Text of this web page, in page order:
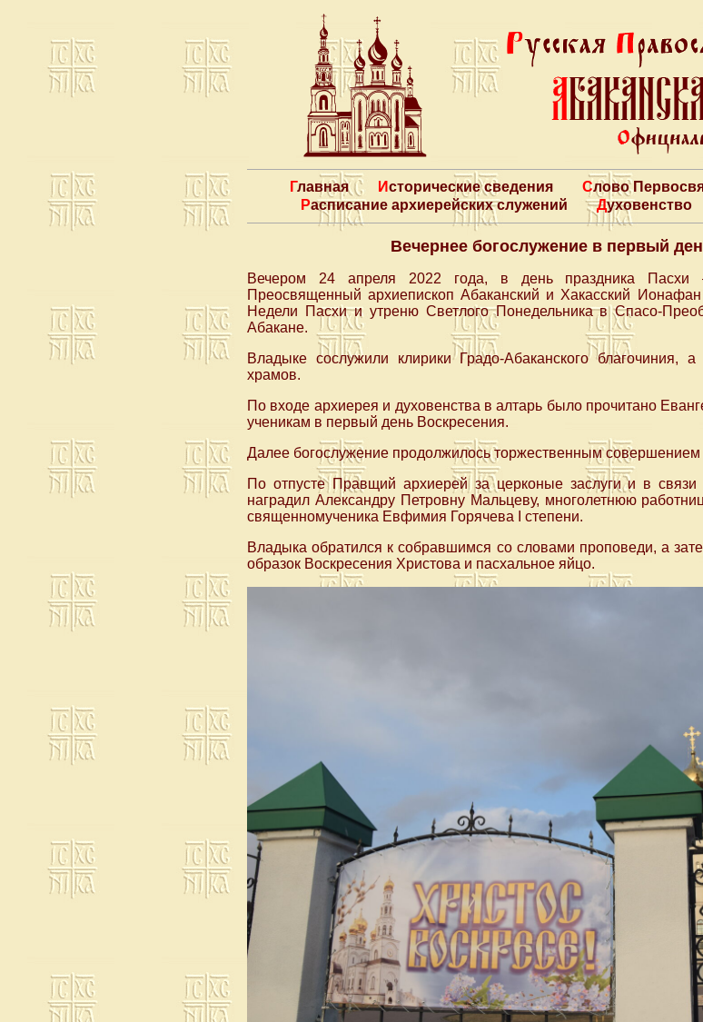
Главная Исторические сведения Слово
Расписание архиерейских служений
Духовенство
Вечернее богослужение в первый
Вечером 24 апреля 2022 года, в день праздника Пасхи
Преосвященный архиепископ Абаканский и Хакасский
Недели Пасхи и утреню Светлого Понедельника в Спасо-
Абакане.
Владыке сослужили клирики Градо-Абаканского благочиния,
храмов.
По входе архиерея и духовенства в алтарь было прочитано
ученикам в первый день Воскресения.
Далее богослужение продолжилось торжественным совершением
По отпусте Правщий архиерей за церконые заслуги и в
наградил Александру Петровну Мальцеву, многолетнюю
священномученика Евфимия Горячева Ι степени.
Владыка обратился к собравшимся со словами проповеди, а
образок Воскресения Христова и пасхальное яйцо.